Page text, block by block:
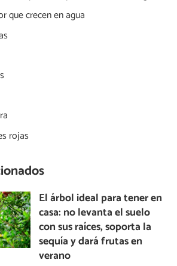
que crecen en agua
rojas
El árbol ideal para tener en
casa: no levanta el suelo
con sus raíces, soporta la
sequía y dará frutas en
verano